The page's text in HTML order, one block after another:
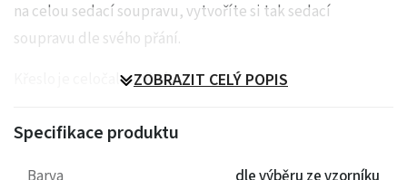
na celou sedací soupravu, vytvoříte si tak sedací
soupravu dle svého přání.
Křeslo je celočalouněné.ZOBRAZIT CELÝ POPIS
Specifikace produktu